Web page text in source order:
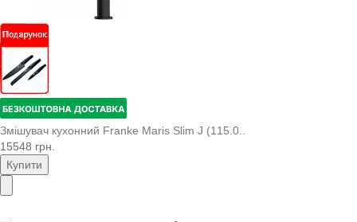
Змішувач кухонний Franke Maris Slim J (115.0..
15548 грн.
Купити